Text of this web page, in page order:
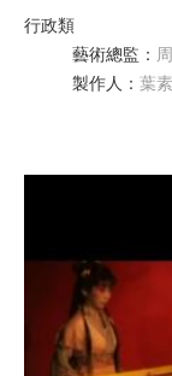
行政類
藝術總監 ：
製作人 ： 葉